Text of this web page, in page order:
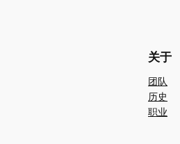
关于
团队
历史
职业